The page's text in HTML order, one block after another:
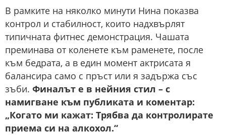
В рамките на няколко минути Нина показва
контрол и стабилност, които надхвърлят
типичната фитнес демонстрация. Чашата
преминава от коленете към раменете, после
към бедрата, а в един момент актрисата я
балансира само с пръст или я задържа със
зъби. Финалът е в нейния стил – с
намигване към публиката и коментар:
„Когато ми кажат: Трябва да контролирате
приема си на алкохол.“